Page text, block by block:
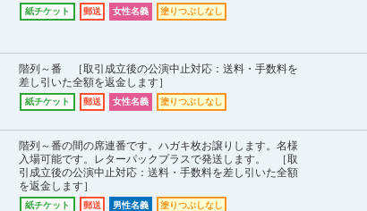
紙チケット 郵送 女性名義 塗りつぶしなし
階列～番 ［取引成立後の公演中止対応：送料・手数料を
差し引いた全額を返金します］
紙チケット 郵送 女性名義 塗りつぶしなし
階列～番の間の席連番です。ハガキ枚お譲りします。名様
入場可能です。レターパックプラスで発送します。 ［取
引成立後の公演中止対応：送料・手数料を差し引いた全額
を返金します］
紙チケット 郵送 男性名義 塗りつぶしなし